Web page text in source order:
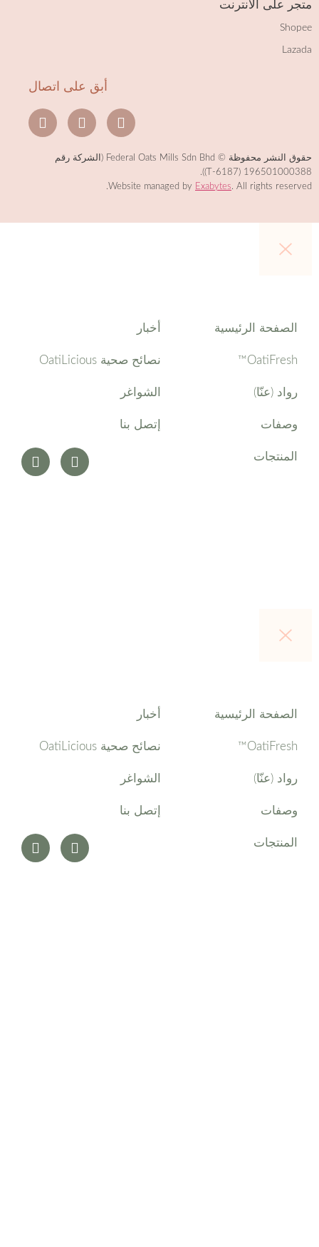
على الانترنت
أبق على اتصال
حقوق النشر محفوظة © Federal Oats Mills Sdn Bhd (الشركة رقم
196501000388 (6187-
Website managed byExabytes . All rights
الصفحة الرئيسية
OatiFresh™
رواد (عنّا)
وصفات
المنتجات
أخبار
نصائح صحية OatiLicious
الشواغر
إتصل بنا
الصفحة الرئيسية
OatiFresh™
رواد (عنّا)
وصفات
المنتجات
أخبار
نصائح صحية OatiLicious
الشواغر
إتصل بنا